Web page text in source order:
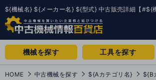
${機械名} ${メーカー名} ${型式} 中古販売詳細【#${
機械を探す 工具を探す
HOME 中古機械を探す ${Aカテゴリ名} ${B